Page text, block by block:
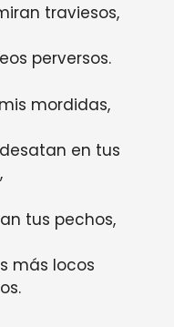
traviesos,
perversos.
mordidas,
en tus
tus pechos,
más locos